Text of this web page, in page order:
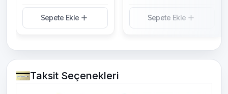
Sepete Ekle Sepete Ekle
Taksit Seçenekleri